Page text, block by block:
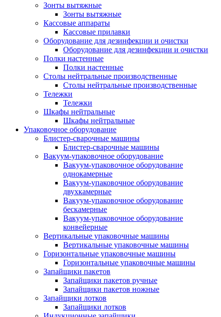
Зонты вытяжные
Зонты вытяжные
Кассовые аппараты
Кассовые прилавки
Оборудование для дезинфекции и очистки
Оборудование для дезинфекции и очистки
Полки настенные
Полки настенные
Столы нейтральные производственные
Столы нейтральные производственные
Тележки
Тележки
Шкафы нейтральные
Шкафы нейтральные
Упаковочное оборудование
Блистер-сварочные машины
Блистер-сварочные машины
Вакуум-упаковочное оборудование
Вакуум-упаковочное оборудование
однокамерные
Вакуум-упаковочное оборудование
двухкамерные
Вакуум-упаковочное оборудование
беcкамерные
Вакуум-упаковочное оборудование
конвейерные
Вертикальные упаковочные машины
Вертикальные упаковочные машины
Горизонтальные упаковочные машины
Горизонтальные упаковочные машины
Запайщики пакетов
Запайщики пакетов ручные
Запайщики пакетов ножные
Запайщики лотков
Запайщики лотков